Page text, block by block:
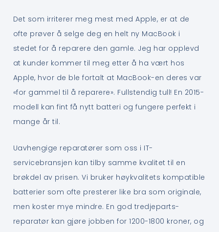
Det som irriterer meg mest med Apple, er at de
ofte prøver å selge deg en helt ny MacBook i
stedet for å reparere den gamle. Jeg har opplevd
at kunder kommer til meg etter å ha vært hos
Apple, hvor de ble fortalt at MacBook-en deres var
«for gammel til å reparere». Fullstendig tull! En 2015-
modell kan fint få nytt batteri og fungere perfekt i
mange år til.
Uavhengige reparatører som oss i IT-
servicebransjen kan tilby samme kvalitet til en
brøkdel av prisen. Vi bruker høykvalitets kompatible
batterier som ofte presterer like bra som originale,
men koster mye mindre. En god tredjeparts-
reparatør kan gjøre jobben for 1200-1800 kroner, og